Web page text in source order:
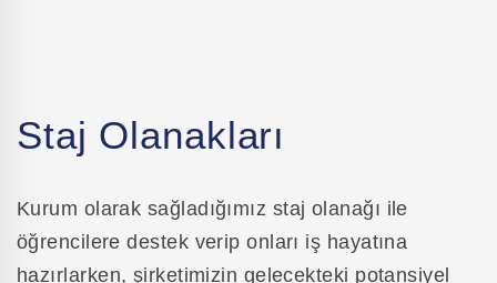
Staj Olanakları
Kurum olarak sağladığımız staj olanağı ile
öğrencilere destek verip onları iş hayatına
hazırlarken, şirketimizin gelecekteki potansiyel